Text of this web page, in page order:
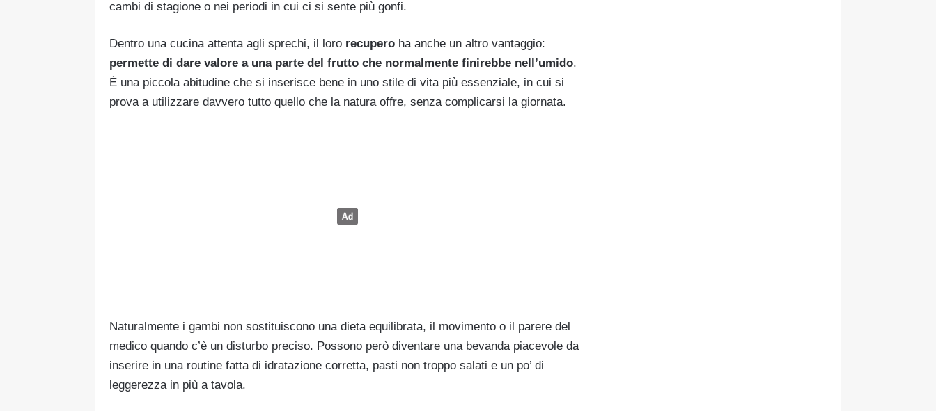
cambi di stagione o nei periodi in cui ci si sente più gonfi.
Dentro una cucina attenta agli sprechi, il loro recupero ha anche un altro vantaggio:
permette di dare valore a una parte del frutto che normalmente finirebbe nell’umido.
È una piccola abitudine che si inserisce bene in uno stile di vita più essenziale, in cui si
prova a utilizzare davvero tutto quello che la natura offre, senza complicarsi la giornata.
Naturalmente i gambi non sostituiscono una dieta equilibrata, il movimento o il parere del
medico quando c’è un disturbo preciso. Possono però diventare una bevanda piacevole da
inserire in una routine fatta di idratazione corretta, pasti non troppo salati e un po’ di
leggerezza in più a tavola.